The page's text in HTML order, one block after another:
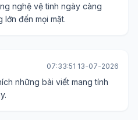
nghệ vệ tinh ngày càng
lớn đến mọi mặt.
07:33:51 13-07-2026
những bài viết mang tính